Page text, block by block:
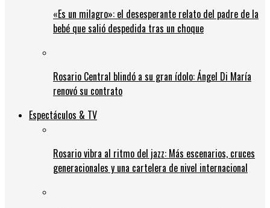
«Es un milagro»: el desesperante relato del padre de la
bebé que salió despedida tras un choque
Rosario Central blindó a su gran ídolo: Ángel Di María
renovó su contrato
Espectáculos & TV
Rosario vibra al ritmo del jazz: Más escenarios, cruces
generacionales y una cartelera de nivel internacional